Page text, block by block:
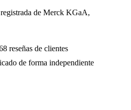
de Merck KGaA,
reseñas de clientes
de forma independiente